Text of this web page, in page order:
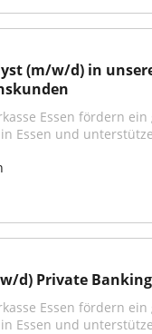
(m/w/d) in
Essen fördern ein
Essen und
d) Private Banking
Essen fördern ein
Essen und